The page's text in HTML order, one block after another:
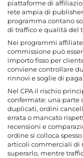
piattaforme di
rete ampia di
programma contano
di traffico e qualità del
Nei programmi
commissione può
importo fisso per
conviene controllare
rinnovi e soglie di
Nel CPA il rischio
confermate: una parte
duplicati, ordini
errata o mancato
recensioni e
ordine si colloca
articoli commerciali di
superarlo, mentre